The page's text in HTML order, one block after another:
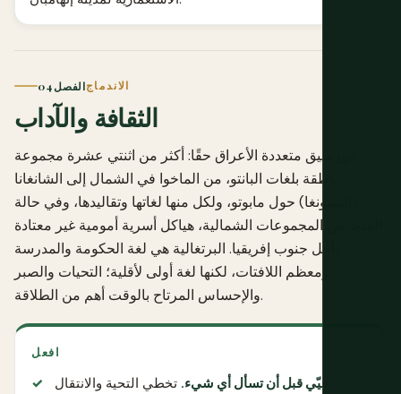
الفصل 04الاندماج
الثقافة والآداب
موزمبيق متعددة الأعراق حقًا: أكثر من اثنتي عشرة مجموعة
ناطقة بلغات البانتو، من الماخوا في الشمال إلى الشانغانا
(التسونغا) حول مابوتو، ولكل منها لغاتها وتقاليدها، وفي حالة
العديد من المجموعات الشمالية، هياكل أسرية أمومية غير معتادة
داخل جنوب إفريقيا. البرتغالية هي لغة الحكومة والمدرسة
ومعظم اللافتات، لكنها لغة أولى لأقلية؛ التحيات والصبر
والإحساس المرتاح بالوقت أهم من الطلاقة.
افعل
حيّي قبل أن تسأل أي شيء. تخطي التحية والانتقال